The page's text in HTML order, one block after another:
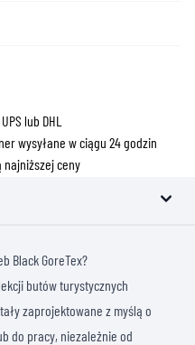
lub DHL
wysyłane w ciągu 24 godzin
najniższej ceny
Black GoreTex?
butów turystycznych
zaprojektowane z myślą o
do pracy, niezależnie od